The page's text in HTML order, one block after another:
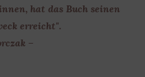
hat das Buch seinen
erreicht".
–